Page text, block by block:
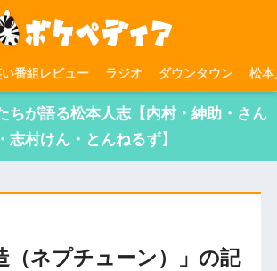
番組レビュー ラジオ ダウンタウン 松本
ちが語る松本人志【内村・紳助・さん
志村けん・とんねるず】
（ネプチューン）」の記